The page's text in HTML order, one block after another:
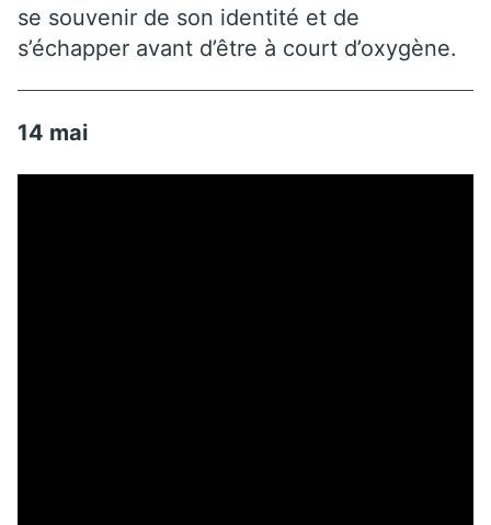
se souvenir de son identité et de
s’échapper avant d’être à court d’oxygène.
14 mai